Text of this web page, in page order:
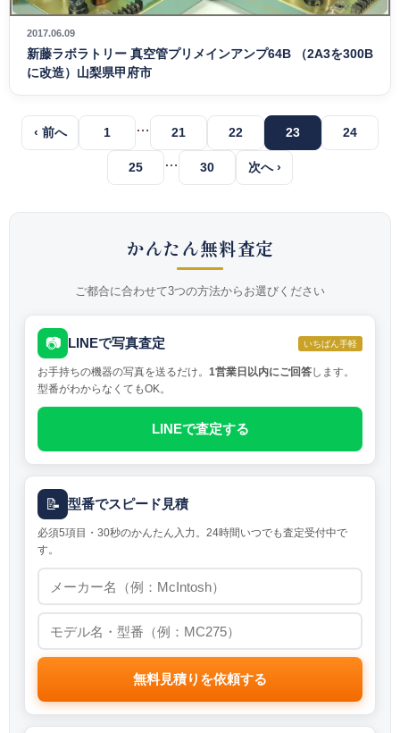
2017.06.09
新藤ラボラトリー 真空管プリメインアンプ64B （2A3を300B
に改造）山梨県甲府市
‹ 前へ 1 … 21 22 23 24
25 … 30 次へ ›
かんたん無料査定
ご都合に合わせて3つの方法からお選びください
📷 LINEで写真査定 いちばん手軽
お手持ちの機器の写真を送るだけ。 1営業日以内にご回答します。
型番がわからなくてもOK。
LINEで査定する
📝 型番でスピード見積
必須5項目・30秒のかんたん入力。24時間いつでも査定受付中で
す。
無料見積りを依頼する